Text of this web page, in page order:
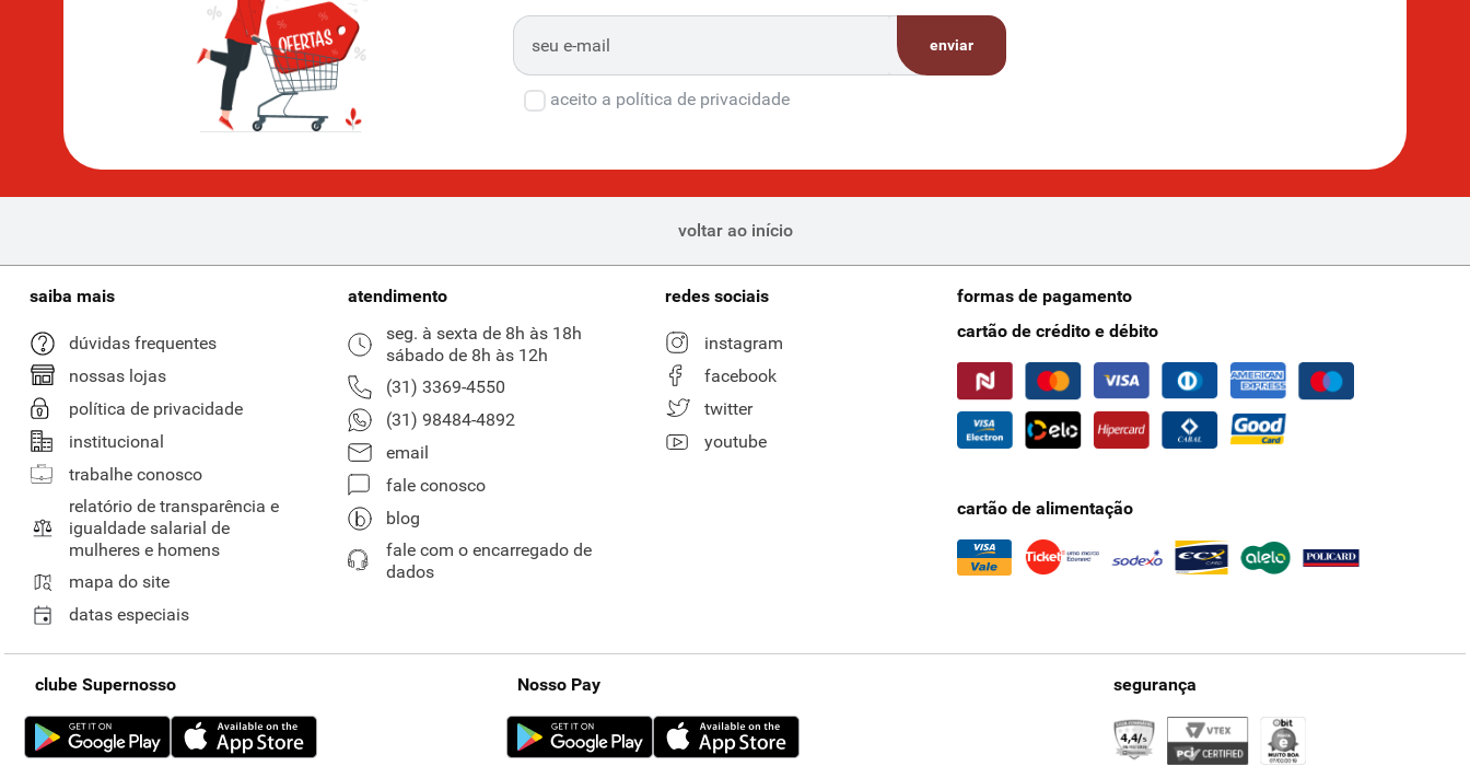
enviar
aceito a política de privacidade
voltar ao início
saiba mais
dúvidas frequentes
nossas lojas
política de privacidade
institucional
trabalhe conosco
relatório de transparência e
igualdade salarial de
mulheres e homens
mapa do site
datas especiais
atendimento
seg. à sexta de 8h às 18h
sábado de 8h às 12h
(31) 3369-4550
(31) 98484-4892
email
fale conosco
blog
fale com o encarregado de
dados
redes sociais
instagram
facebook
twitter
youtube
formas de pagamento
cartão de crédito e débito
cartão de alimentação
clube Supernosso Nosso Pay segurança